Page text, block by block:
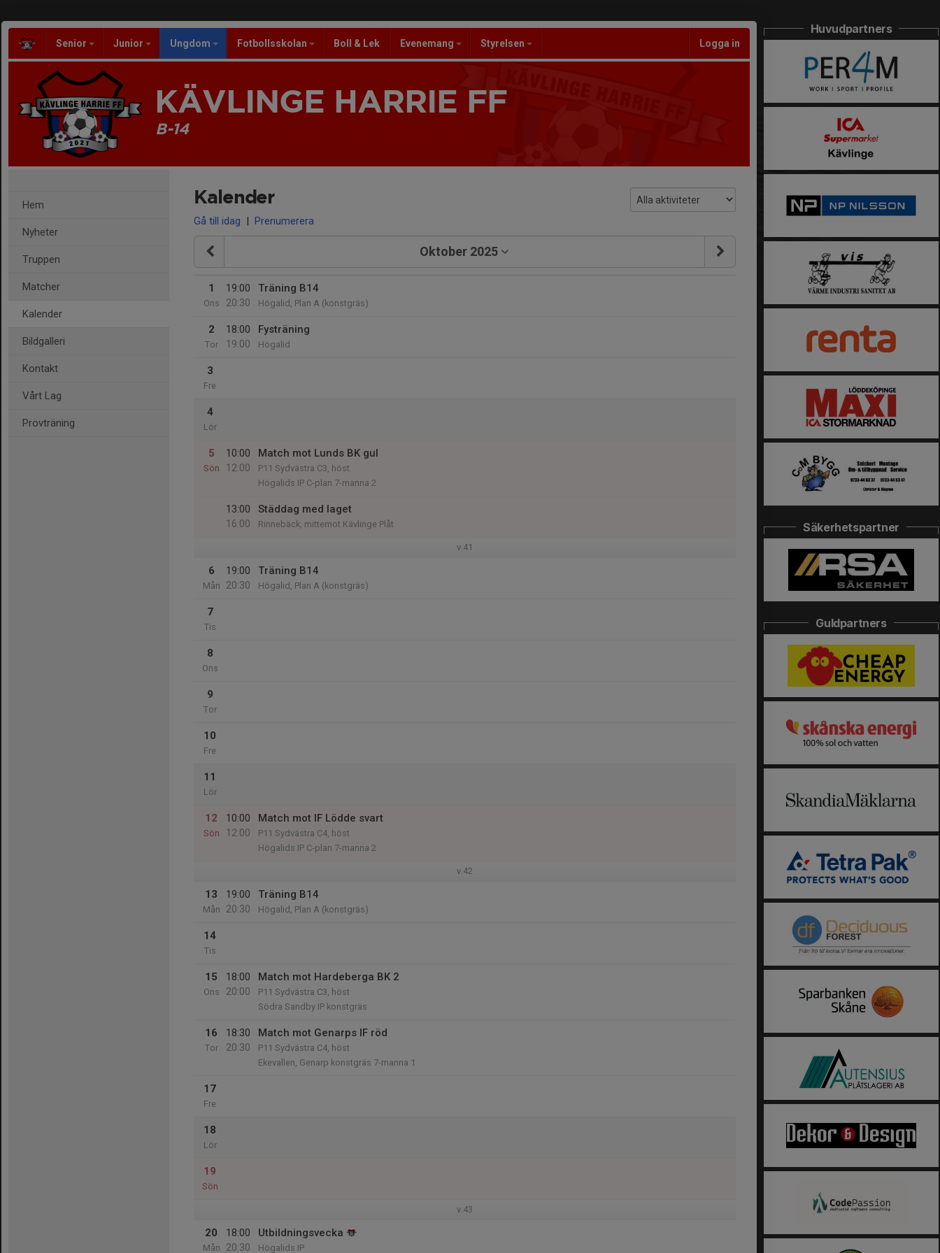
Senior Junior Ungdom Fotbollsskolan Boll & Lek Evenemang Styrelsen Logga in
KÄVLINGE HARRIE FF
B-14
Hem
Nyheter
Truppen
Matcher
Kalender
Bildgalleri
Kontakt
Vårt Lag
Provträning
Kalender
Gå till idag | Prenumerera
Oktober 2025
1
Ons
19:00
20:30
Träning B14
Högalid, Plan A (konstgräs)
2
Tor
18:00
19:00
Fysträning
Högalid
3
Fre
4
Lör
5
Sön
10:00
12:00
Match mot Lunds BK gul
P11 Sydvästra C3, höst
Högalids IP C-plan 7-manna 2
13:00
16:00
Städdag med laget
Rinnebäck, mittemot Kävlinge Plåt
v.41
6
Mån
19:00
20:30
Träning B14
Högalid, Plan A (konstgräs)
7
Tis
8
Ons
9
Tor
10
Fre
11
Lör
12
Sön
10:00
12:00
Match mot IF Lödde svart
P11 Sydvästra C4, höst
Högalids IP C-plan 7-manna 2
v.42
13
Mån
19:00
20:30
Träning B14
Högalid, Plan A (konstgräs)
14
Tis
15
Ons
18:00
20:00
Match mot Hardeberga BK 2
P11 Sydvästra C3, höst
Södra Sandby IP konstgräs
16
Tor
18:30
20:30
Match mot Genarps IF röd
P11 Sydvästra C4, höst
Ekevallen, Genarp konstgräs 7-manna 1
17
Fre
18
Lör
19
Sön
v.43
20
Mån
18:00
20:30
Utbildningsvecka
Högalids IP
Huvudpartners
Säkerhetspartner
Guldpartners